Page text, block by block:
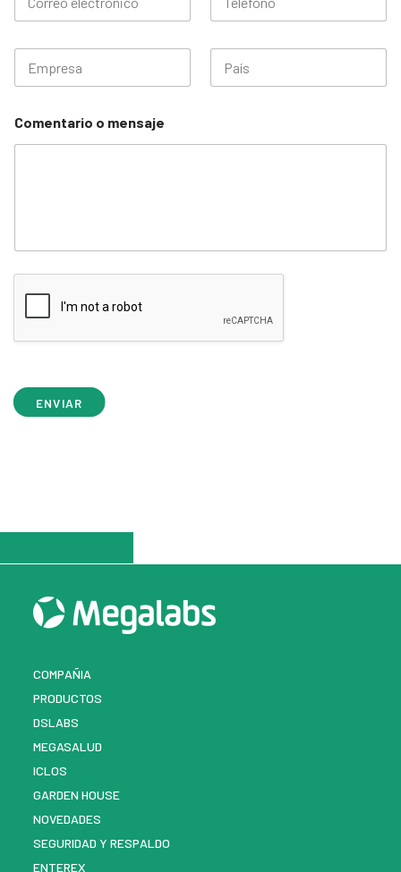
Comentario o mensaje
ENVIAR
COMPAÑIA
PRODUCTOS
DSLABS
MEGASALUD
ICLOS
GARDEN HOUSE
NOVEDADES
SEGURIDAD Y RESPALDO
ENTEREX